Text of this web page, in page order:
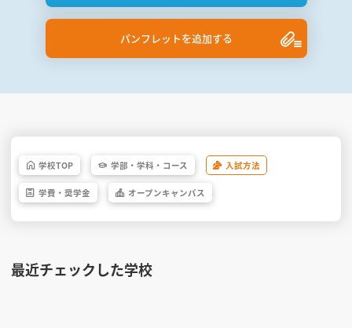
パンフレットを追加する
学校TOP 学部・ 学科・ コース 入試方法
学費・ 奨学金 オープンキャンパス
最近チェックした学校